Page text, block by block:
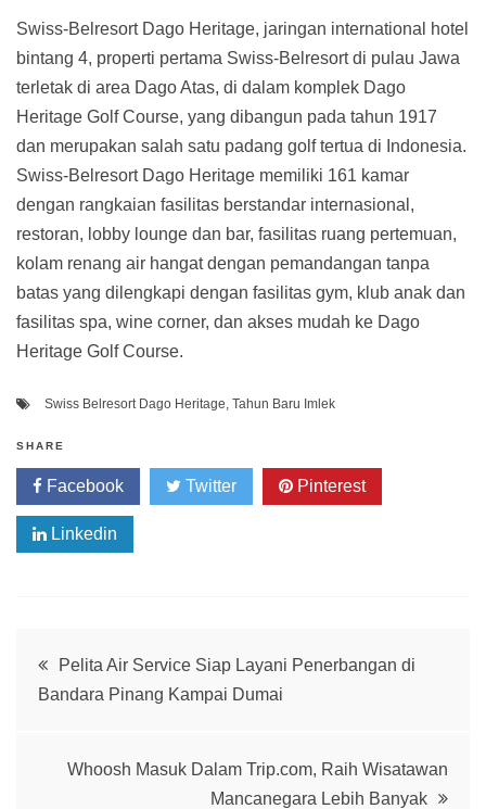
Swiss-Belresort Dago Heritage, jaringan international hotel
bintang 4, properti pertama Swiss-Belresort di pulau Jawa
terletak di area Dago Atas, di dalam komplek Dago
Heritage Golf Course, yang dibangun pada tahun 1917
dan merupakan salah satu padang golf tertua di Indonesia.
Swiss-Belresort Dago Heritage memiliki 161 kamar
dengan rangkaian fasilitas berstandar internasional,
restoran, lobby lounge dan bar, fasilitas ruang pertemuan,
kolam renang air hangat dengan pemandangan tanpa
batas yang dilengkapi dengan fasilitas gym, klub anak dan
fasilitas spa, wine corner, dan akses mudah ke Dago
Heritage Golf Course.
Swiss Belresort Dago Heritage, Tahun Baru Imlek
SHARE
Facebook Twitter Pinterest
Linkedin
Post
navigation
Pelita Air Service Siap Layani Penerbangan di
Bandara Pinang Kampai Dumai
Whoosh Masuk Dalam Trip.com, Raih Wisatawan
Mancanegara Lebih Banyak